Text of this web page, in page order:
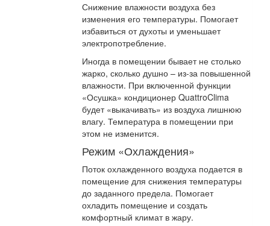
Снижение влажности воздуха без
изменения его температуры. Помогает
избавиться от духоты и уменьшает
электропотребление.
Иногда в помещении бывает не столько
жарко, сколько душно – из-за повышенной
влажности. При включенной функции
«Осушка» кондиционер QuattroClima
будет «выкачивать» из воздуха лишнюю
влагу. Температура в помещении при
этом не изменится.
Режим «Охлаждения»
Поток охлажденного воздуха подается в
помещение для снижения температуры
до заданного предела. Помогает
охладить помещение и создать
комфортный климат в жару.